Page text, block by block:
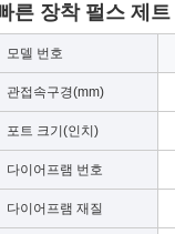
른 장착 펄스 제
모델 번호
관접속구경(mm)
포트 크기(인치)
다이어프램 번호
다이어프램 재질